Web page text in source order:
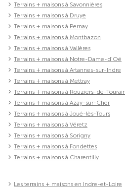
Terrains + maisons à Savonnières
Terrains + maisons à Druye
Terrains + maisons à Pernay
Terrains + maisons à Montbazon
Terrains + maisons à Vallères
Terrains + maisons à Notre-Dame-d'Oé
Terrains + maisons à Artannes-sur-Indre
Terrains + maisons à Mettray
Terrains + maisons à Rouziers-de-
Terrains + maisons à Azay-sur-Cher
Terrains + maisons à Joué-lès-Tours
Terrains + maisons à Véretz
Terrains + maisons à Sorigny
Terrains + maisons à Fondettes
Terrains + maisons à Charentilly
Les terrains + maisons en Indre-et-Loire